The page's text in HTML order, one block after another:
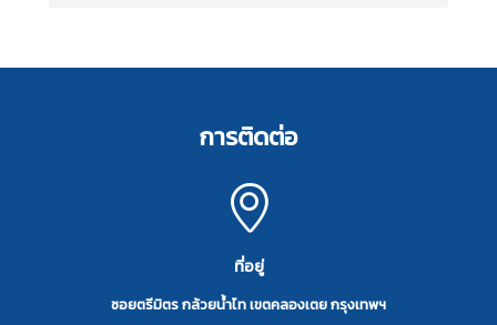
การติดต่อ
ที่อยู่
ซอยตรีมิตร กล้วยน้ำไท เขตคลองเตย กรุงเทพฯ